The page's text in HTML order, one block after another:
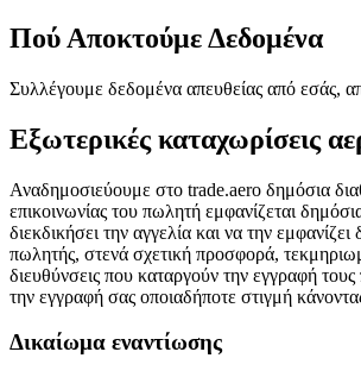
Πού Αποκτούμε Δεδομένα
Συλλέγουμε δεδομένα απευθείας από εσάς,
Εξωτερικές καταχωρίσεις
Αναδημοσιεύουμε στο trade.aero δημόσια
επικοινωνίας του πωλητή εμφανίζεται
διεκδικήσει την αγγελία και να την
πωλητής, στενά σχετική προσφορά,
διευθύνσεις που καταργούν την εγγραφή
την εγγραφή σας οποιαδήποτε στιγμή
Δικαίωμα εναντίωσης